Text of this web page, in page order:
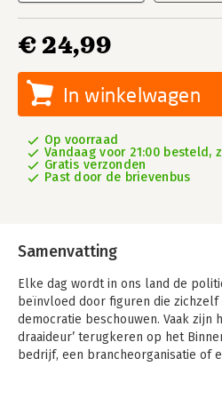
€ 24,99
In winkelwagen
Op voorraad
Vandaag voor 21:00 besteld,
Gratis verzonden
Past door de brievenbus
Samenvatting
Elke dag wordt in ons land de
beïnvloed door figuren die
democratie beschouwen. Vaak zijn
draaideur’ terugkeren op het
bedrijf, een brancheorganisatie of